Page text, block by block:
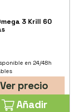
3 Krill 60
en 24/48h
Ver precio
Añadir